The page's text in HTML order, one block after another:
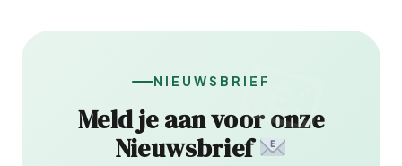
NIEUWSBRIEF
Meld je aan voor onze
Nieuwsbrief